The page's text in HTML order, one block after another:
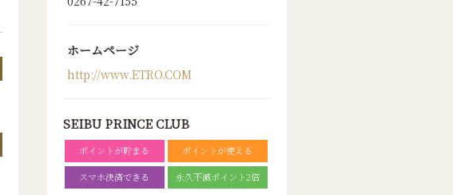
ホームページ
http://www.ETRO.COM
SEIBU PRINCE CLUB
ポイントが貯まる ポイントが使える
スマホ決済できる 永久不滅ポイント2倍